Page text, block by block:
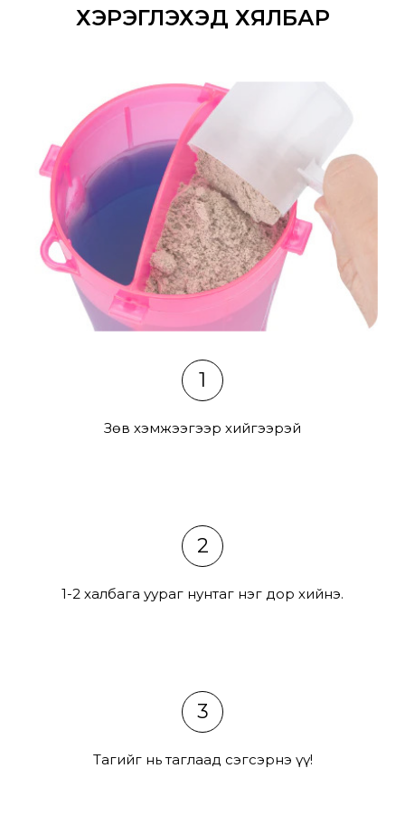
ХЭРЭГЛЭХЭД ХЯЛБАР
1
Зөв хэмжээгээр хийгээрэй
2
1-2 халбага уураг нунтаг нэг дор хийнэ.
3
Тагийг нь таглаад сэгсэрнэ үү!